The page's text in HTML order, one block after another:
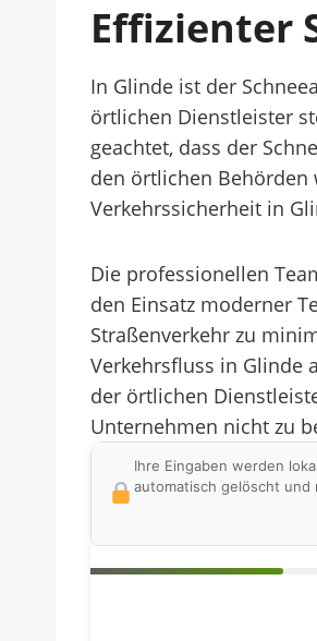
Effizienter
In Glinde ist der
örtlichen Dienstleister
geachtet, dass der
den örtlichen
Verkehrssicherheit in
Die professionellen
den Einsatz moderner
Straßenverkehr zu
Verkehrsfluss in Glinde
der örtlichen
Unternehmen nicht zu
Ihre Eingaben werden
automatisch gelöscht